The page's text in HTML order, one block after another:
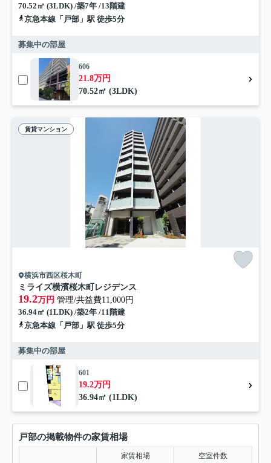
70.52㎡ (3LDK) /築7年 /13階建
京急本線「戸部」駅 徒歩5分
募集中の部屋
606
21.8万円
70.52㎡ (3LDK)
賃貸マンション
横浜市西区桜木町
ミライズ横濱桜木町レジデンス
19.2万円 管理/共益費11,000円
36.94㎡ (1LDK) /築2年 /11階建
京急本線「戸部」駅 徒歩5分
募集中の部屋
601
19.2万円
36.94㎡ (1LDK)
戸部の掲載物件の家賃相場
家賃相場 空室件数